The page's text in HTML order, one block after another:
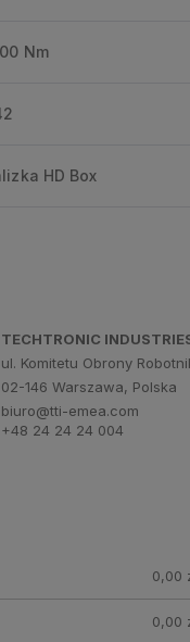
Nm
HD Box
TECHTRONIC
ul. Komitetu Obrony
02-146 Warszawa, Polska
biuro@tti-emea.com
+48 24 24 24 004
0,00
0,00